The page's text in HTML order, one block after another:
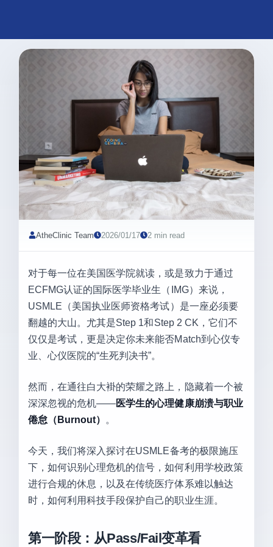
AtheClinic Team 2026/01/17 2 min read
对于每一位在美国医学院就读，或是致力于通过
ECFMG认证的国际医学毕业生（IMG）来说，
USMLE（美国执业医师资格考试）是一座必须要
翻越的大山。尤其是Step 1和Step 2 CK，它们不
仅仅是考试，更是决定你未来能否Match到心仪专
业、心仪医院的“生死判决书”。
然而，在通往白大褂的荣耀之路上，隐藏着一个被
深深忽视的危机——医学生的心理健康崩溃与职业
倦怠（Burnout） 。
今天，我们将深入探讨在USMLE备考的极限施压
下，如何识别心理危机的信号，如何利用学校政策
进行合规的休息，以及在传统医疗体系难以触达
时，如何利用科技手段保护自己的职业生涯。
第一阶段：从Pass/Fail变革看